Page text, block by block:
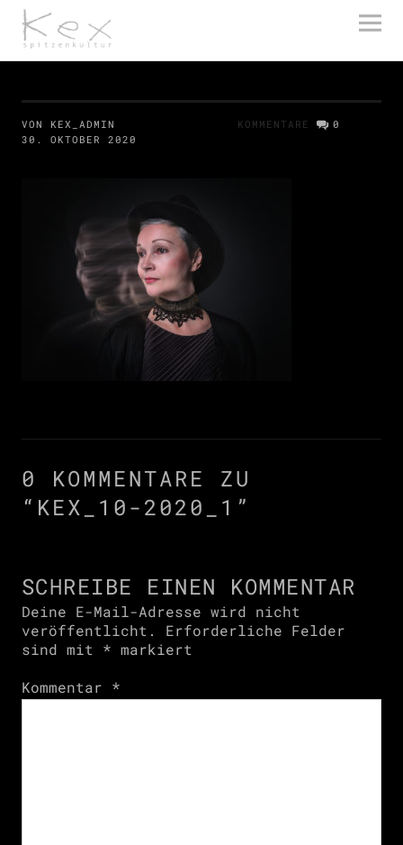
kex spitzenkultur
VON KEX_ADMIN
30. OKTOBER 2020
KOMMENTARE 0
0 KOMMENTARE ZU
“ KEX_10-2020_1 ”
SCHREIBE EINEN KOMMENTAR
Deine E-Mail-Adresse wird nicht
veröffentlicht.
Erforderliche Felder
sind mit * markiert
Kommentar *